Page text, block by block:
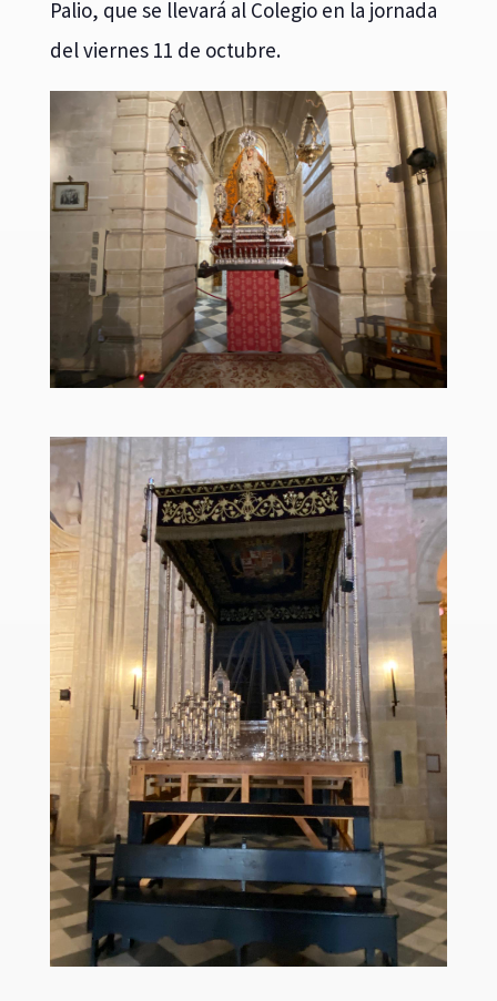
Palio, que se llevará al Colegio en la jornada
del viernes 11 de octubre.